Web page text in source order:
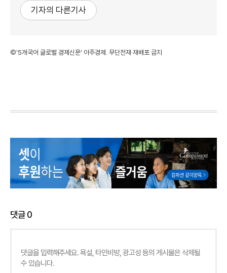
기자의 다른기사
©'5개국어 글로벌 경제신문' 아주경제. 무단전재·재배포 금지
댓글0